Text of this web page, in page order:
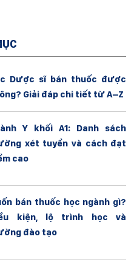
Dược sĩ bán thuốc được
Giải đáp chi tiết từ A–Z
Y khối A1: Danh sách
xét tuyển và cách đạt
cao
bán thuốc học ngành gì?
kiện, lộ trình học và
đào tạo